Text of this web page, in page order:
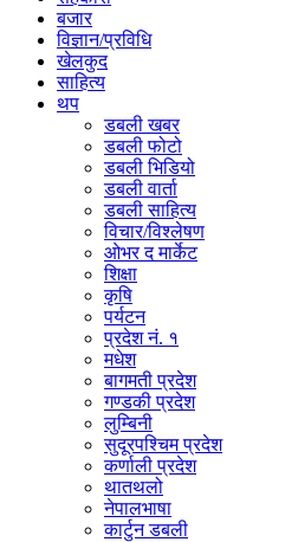
बजार
विज्ञान/प्रविधि
खेलकुद
साहित्य
थप
डबली खबर
डबली फोटो
डबली भिडियो
डबली वार्ता
डबली साहित्य
विचार/विश्‍लेषण
ओभर द मार्केट
शिक्षा
कृषि
पर्यटन
प्रदेश नं. १
मधेश
बागमती प्रदेश
गण्डकी प्रदेश
लुम्बिनी
सुदूरपश्चिम प्रदेश
कर्णाली प्रदेश
थातथलो
नेपालभाषा
कार्टुन डबली